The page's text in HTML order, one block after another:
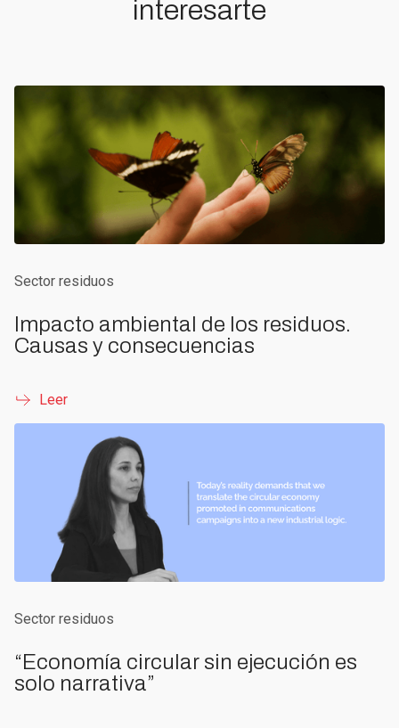
interesarte
Sector residuos
Impacto ambiental de los residuos.
Causas y consecuencias
Leer
Sector residuos
“Economía circular sin ejecución es
solo narrativa”